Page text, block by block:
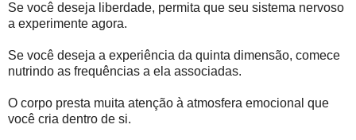
Se você deseja liberdade, permita que seu sistema nervoso
a experimente agora.
Se você deseja a experiência da quinta dimensão, comece
nutrindo as frequências a ela associadas.
O corpo presta muita atenção à atmosfera emocional que
você cria dentro de si.